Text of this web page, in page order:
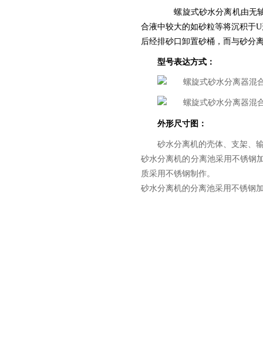
螺旋式砂水分离机由无轴
合液中较大的如砂粒等将沉积于
后经排砂口卸置砂桶，而与砂分
型号表达方式：
外形尺寸图：
砂水分离机的壳体、支架、
砂水分离机的分离池采用不锈钢
质采用不锈钢制作。
砂水分离机的分离池采用不锈钢